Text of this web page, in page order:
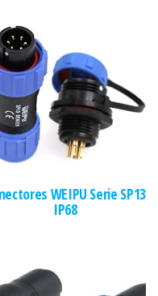
WEIPU Serie SP13
IP68